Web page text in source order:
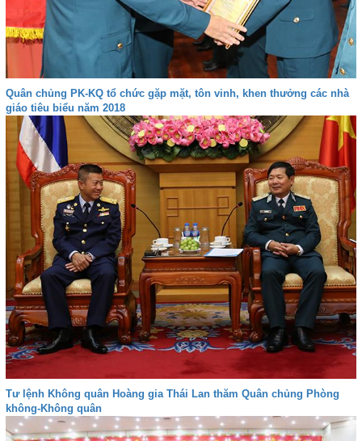
Quân chủng PK-KQ tổ chức gặp mặt, tôn vinh, khen thưởng các nhà
giáo tiêu biểu năm 2018
Tư lệnh Không quân Hoàng gia Thái Lan thăm Quân chủng Phòng
không-Không quân